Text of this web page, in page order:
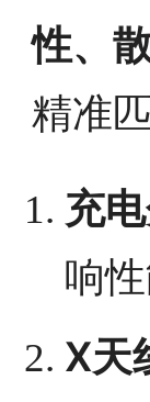
性、
精准
充
响性
X天